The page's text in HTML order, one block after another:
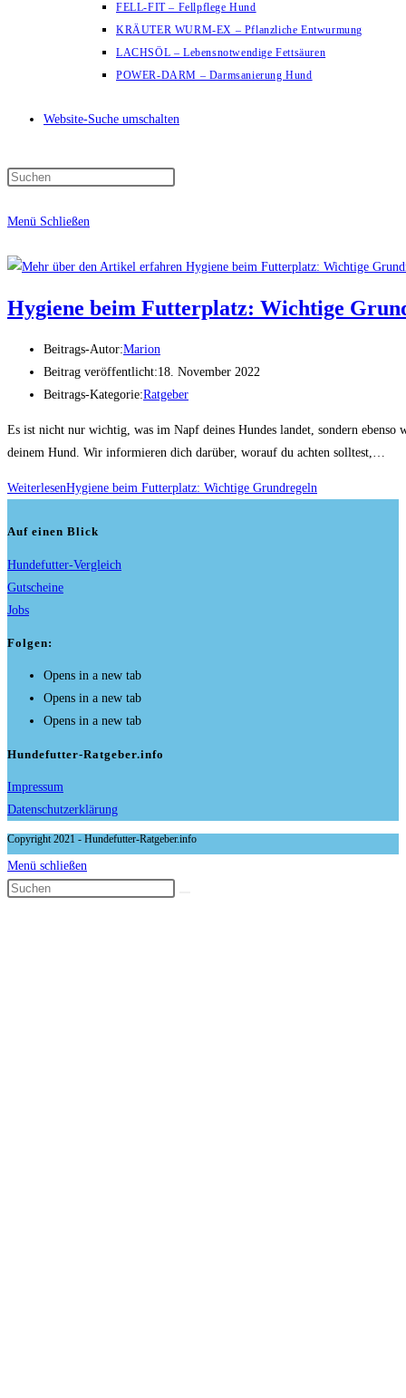
FELL-FIT – Fellpflege Hund
KRÄUTER WURM-EX – Pflanzliche Entwurmung
LACHSÖL – Lebensnotwendige Fettsäuren
POWER-DARM – Darmsanierung Hund
Website-Suche umschalten
Menü Schließen
Hygiene beim Futterplatz: Wichtige
Beitrags-Autor:Marion
Beitrag veröffentlicht:18. November 2022
Beitrags-Kategorie:Ratgeber
Es ist nicht nur wichtig, was im Napf deines Hundes landet, sondern
deinem Hund. Wir informieren dich darüber, worauf du achten solltest,…
WeiterlesenHygiene beim Futterplatz: Wichtige Grundregeln
Auf einen Blick
Hundefutter-Vergleich
Gutscheine
Jobs
Folgen:
Opens in a new tab
Opens in a new tab
Opens in a new tab
Hundefutter-Ratgeber.info
Impressum
Datenschutzerklärung
Copyright 2021 - Hundefutter-Ratgeber.info
Menü schließen